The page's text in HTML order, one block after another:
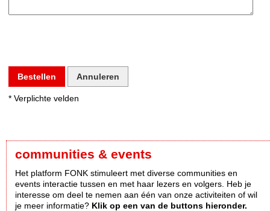
Bestellen Annuleren
* Verplichte velden
communities & events
Het platform FONK stimuleert met diverse communities en
events interactie tussen en met haar lezers en volgers. Heb je
interesse om deel te nemen aan één van onze activiteiten of wil
je meer informatie? Klik op een van de buttons hieronder.